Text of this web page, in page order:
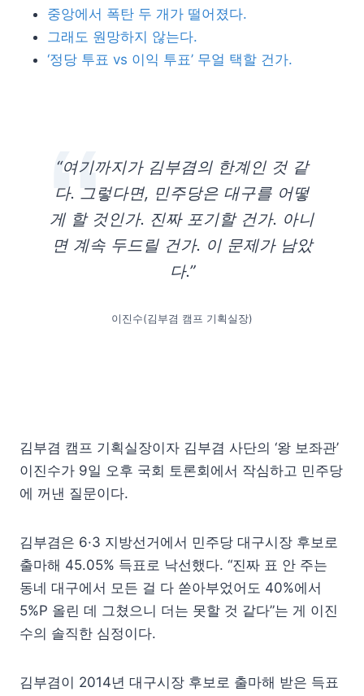
중앙에서 폭탄 두 개가 떨어졌다.
그래도 원망하지 않는다.
‘정당 투표 vs 이익 투표’ 무얼 택할 건가.
“여기까지가 김부겸의 한계인 것 같
다. 그렇다면, 민주당은 대구를 어떻
게 할 것인가. 진짜 포기할 건가. 아니
면 계속 두드릴 건가. 이 문제가 남았
다.”
이진수(김부겸 캠프 기획실장)
김부겸 캠프 기획실장이자 김부겸 사단의 ‘왕 보좌관’
이진수가 9일 오후 국회 토론회에서 작심하고 민주당
에 꺼낸 질문이다.
김부겸은 6·3 지방선거에서 민주당 대구시장 후보로
출마해 45.05% 득표로 낙선했다. “진짜 표 안 주는
동네 대구에서 모든 걸 다 쏟아부었어도 40%에서
5%P 올린 데 그쳤으니 더는 못할 것 같다”는 게 이진
수의 솔직한 심정이다.
김부겸이 2014년 대구시장 후보로 출마해 받은 득표